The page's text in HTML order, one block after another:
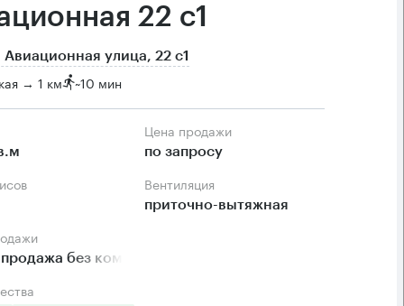
22 с1
улица, 22 с1
→ 1 км ~10 мин
Цена продажи
по запросу
Вентиляция
приточно-вытяжная
без комиссии